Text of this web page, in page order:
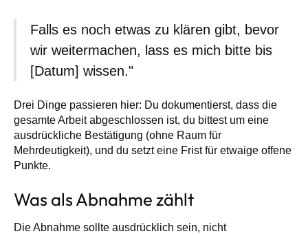
Falls es noch etwas zu klären gibt, bevor
wir weitermachen, lass es mich bitte bis
[Datum] wissen."
Drei Dinge passieren hier: Du dokumentierst, dass die
gesamte Arbeit abgeschlossen ist, du bittest um eine
ausdrückliche Bestätigung (ohne Raum für
Mehrdeutigkeit), und du setzt eine Frist für etwaige offene
Punkte.
Was als Abnahme zählt
Die Abnahme sollte ausdrücklich sein, nicht